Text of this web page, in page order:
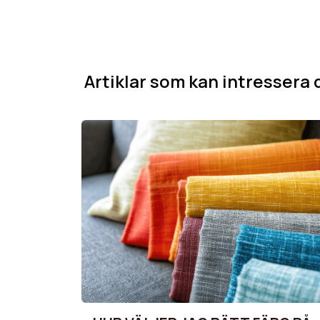
Artiklar som kan intressera